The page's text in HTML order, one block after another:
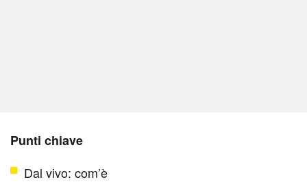
Punti chiave
Dal vivo: com’è